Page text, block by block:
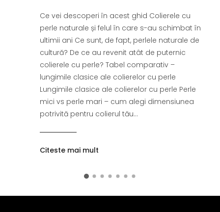
Ce vei descoperi în acest ghid Colierele cu
perle naturale și felul în care s-au schimbat în
ultimii ani Ce sunt, de fapt, perlele naturale de
cultură? De ce au revenit atât de puternic
colierele cu perle? Tabel comparativ –
lungimile clasice ale colierelor cu perle
Lungimile clasice ale colierelor cu perle Perle
mici vs perle mari – cum alegi dimensiunea
potrivită pentru colierul tău...
Citeste mai mult